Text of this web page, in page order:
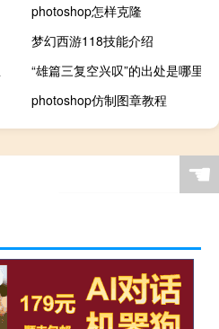
photoshop怎样克隆
梦幻西游118技能介绍
“雄篇三复空兴叹”的出处是哪里
photoshop仿制图章教程
☚